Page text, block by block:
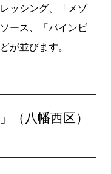
ッシング、「メゾ
ース、「パインビ
が並びます。
（八幡西区）